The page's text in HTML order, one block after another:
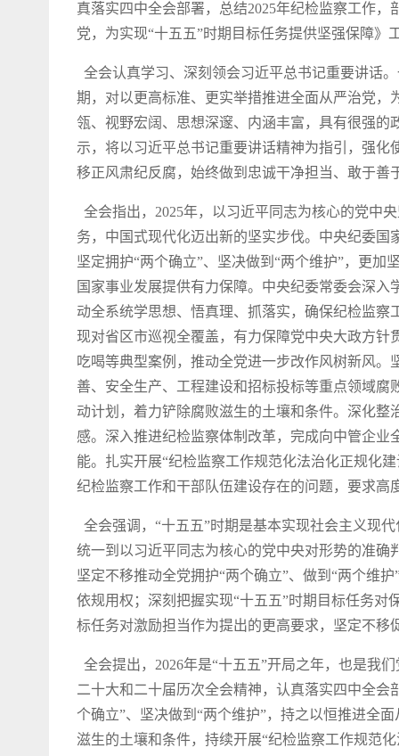
真落实四中全会部署，总结2025年纪检监察工作
党，为实现“十五五”时期目标任务提供坚强保障》
全会认真学习、深刻领会习近平总书记重要讲话
期，对以更高标准、更实举措推进全面从严治党，
瓴、视野宏阔、思想深邃、内涵丰富，具有很强
示，将以习近平总书记重要讲话精神为指引，强
移正风肃纪反腐，始终做到忠诚干净担当、敢于
全会指出，2025年，以习近平同志为核心的党中
务，中国式现代化迈出新的坚实步伐。中央纪委
坚定拥护“两个确立”、坚决做到“两个维护”，更
国家事业发展提供有力保障。中央纪委常委会深
动全系统学思想、悟真理、抓落实，确保纪检监
现对省区市巡视全覆盖，有力保障党中央大政方针
吃喝等典型案例，推动全党进一步改作风树新风
善、安全生产、工程建设和招标投标等重点领域
动计划，着力铲除腐败滋生的土壤和条件。深化
感。深入推进纪检监察体制改革，完成向中管企
能。扎实开展“纪检监察工作规范化法治化正规化
纪检监察工作和干部队伍建设存在的问题，要求高
全会强调，“十五五”时期是基本实现社会主义现
统一到以习近平同志为核心的党中央对形势的准确
坚定不移推动全党拥护“两个确立”、做到“两个维
依规用权；深刻把握实现“十五五”时期目标任务
标任务对激励担当作为提出的更高要求，坚定不移
全会提出，2026年是“十五五”开局之年，也是我
二十大和二十届历次全会精神，认真落实四中全
个确立”、坚决做到“两个维护”，持之以恒推进全
滋生的土壤和条件，持续开展“纪检监察工作规范